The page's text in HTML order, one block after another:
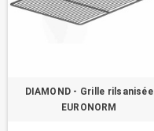
DIAMOND - Grille rilsanisée
EURONORM